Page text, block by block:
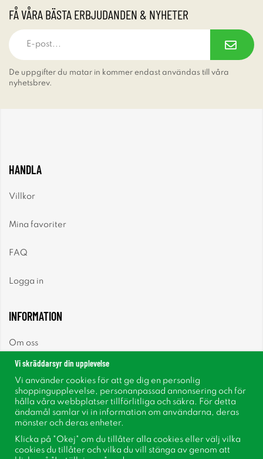
FÅ VÅRA BÄSTA ERBJUDANDEN & NYHETER
De uppgifter du matar in kommer endast användas till våra
nyhetsbrev.
HANDLA
Villkor
Mina favoriter
FAQ
Logga in
INFORMATION
Om oss
Nyhetsbrev
Om cookies
Inspiration
Vi skräddarsyr din upplevelse
Vi använder cookies för att ge dig en personlig
shoppingupplevelse, personanpassad annonsering och för
hålla våra webbplatser tillförlitliga och säkra. För detta
ändamål samlar vi in information om användarna, deras
mönster och deras enheter.
Klicka på "Okej" om du tillåter alla cookies eller välj vilka
cookies du tillåter och vilka du vill stänga av genom att